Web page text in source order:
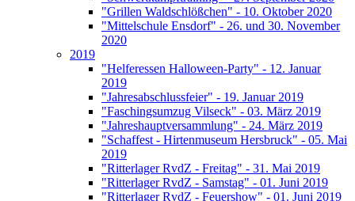
"Grillen Waldschlößchen" - 10. Oktober 2020
"Mittelschule Ensdorf" - 26. und 30. November
2020
2019
"Helferessen Halloween-Party" - 12. Januar
2019
"Jahresabschlussfeier" - 19. Januar 2019
"Faschingsumzug Vilseck" - 03. März 2019
"Jahreshauptversammlung" - 24. März 2019
"Schaffest - Hirtenmuseum Hersbruck" - 05. Mai
2019
"Ritterlager RvdZ - Freitag" - 31. Mai 2019
"Ritterlager RvdZ - Samstag" - 01. Juni 2019
"Ritterlager RvdZ - Feuershow" - 01. Juni 2019